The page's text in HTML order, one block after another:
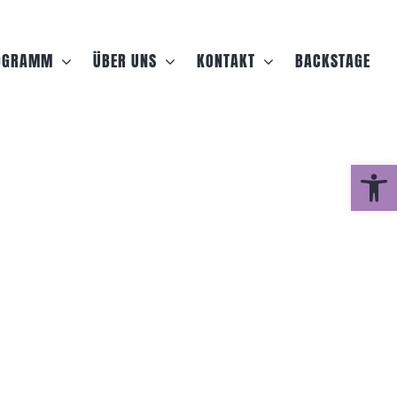
ÜBER UNS KONTAKT BACKSTAGE